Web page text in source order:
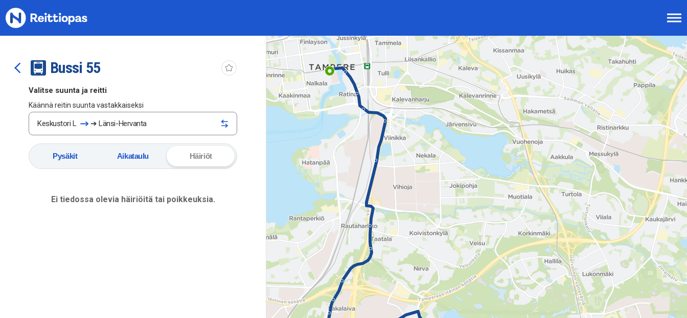
Siirry sisältöön
Bussi 55
Valitse suunta ja reitti
Käännä reitin suunta vastakkaiseksi
Keskustori L ➔ Länsi-Hervanta
Pysäkit Aikataulu Häiriöt
Ei tiedossa olevia häiriöitä tai poikkeuksia.